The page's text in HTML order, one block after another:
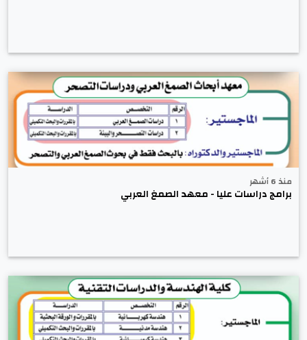
منذ 6 أشهر
برامج دراسات عليا - معهد الصمغ العربي